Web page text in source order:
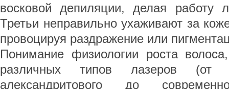
восковой депиляции, делая работу
Третьи неправильно ухаживают за
провоцируя раздражение или
Понимание физиологии роста
различных типов лазеров (от
александритового до